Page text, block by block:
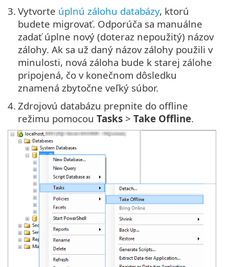
3. Vytvorte úplnú zálohu databázy, ktorú
budete migrovať. Odporúča sa manuálne
zadať úplne nový (doteraz nepoužitý) názov
zálohy. Ak sa už daný názov zálohy použili v
minulosti, nová záloha bude k starej zálohe
pripojená, čo v konečnom dôsledku
znamená zbytočne veľký súbor.
4. Zdrojovú databázu prepnite do offline
režimu pomocou Tasks > Take Offline.